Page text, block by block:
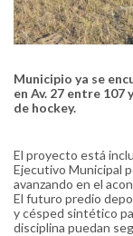
Municipio ya se
en Av. 27 entre 107
de hockey.
El proyecto está
Ejecutivo Municipal
avanzando en el
El futuro predio
y césped sintético
disciplina puedan